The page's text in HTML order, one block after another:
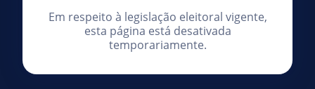
Em respeito à legislação eleitoral vigente,
esta página está desativada
temporariamente.